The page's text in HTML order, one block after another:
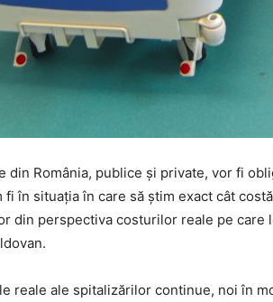
din România, publice și private, vor fi
în situația în care să știm exact cât
din perspectiva costurilor reale pe
reale ale spitalizărilor continue, noi în